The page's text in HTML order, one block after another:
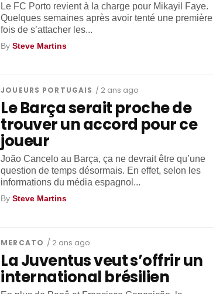
Le FC Porto revient à la charge pour Mikayil Faye.
Quelques semaines après avoir tenté une première
fois de s’attacher les...
BySteve Martins
JOUEURS PORTUGAIS / 2 ans ago
Le Barça serait proche de
trouver un accord pour ce
joueur
João Cancelo au Barça, ça ne devrait être qu’une
question de temps désormais. En effet, selon les
informations du média espagnol...
BySteve Martins
MERCATO / 2 ans ago
La Juventus veut s’offrir un
international brésilien